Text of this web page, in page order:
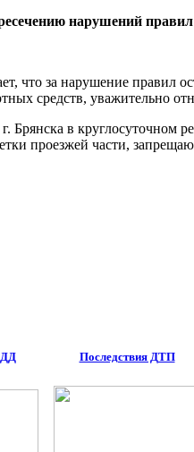
нарушений
что за нарушение правил
средств, уважительно
Брянска в круглосуточном
проезжей части,
Последствия ДТП